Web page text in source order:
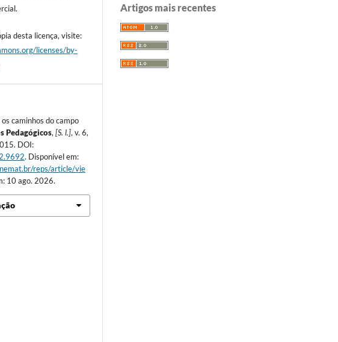
desta licença, visite:
licenses/by-
caminhos do campo
Pedagógicos,[S. l.], v. 6,
DOI:
. Disponível em:
reps/article/vie
10 ago. 2026.
Artigos mais recentes